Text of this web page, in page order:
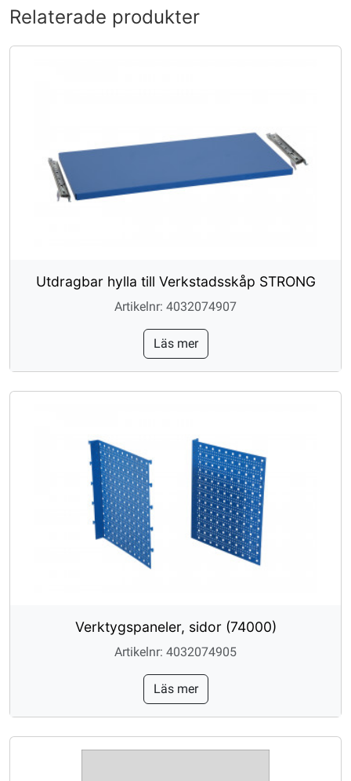
Relaterade produkter
Utdragbar hylla till Verkstadsskåp STRONG
Artikelnr: 4032074907
Läs mer
Verktygspaneler, sidor (74000)
Artikelnr: 4032074905
Läs mer